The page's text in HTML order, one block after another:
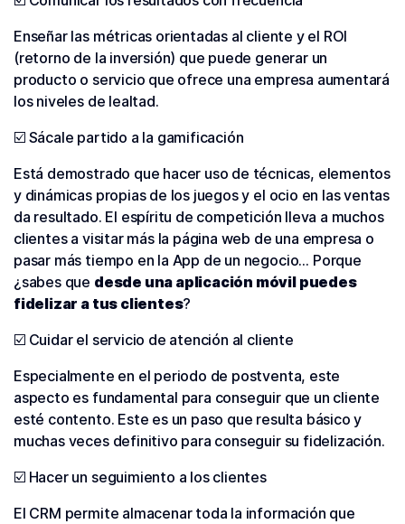
Enseñar las métricas orientadas al cliente y el ROI
(retorno de la inversión) que puede generar un
producto o servicio que ofrece una empresa aumentará
los niveles de lealtad.
☑️ Sácale partido a la gamificación
Está demostrado que hacer uso de técnicas, elementos
y dinámicas propias de los juegos y el ocio en las ventas
da resultado. El espíritu de competición lleva a muchos
clientes a visitar más la página web de una empresa o
pasar más tiempo en la App de un negocio… Porque
¿sabes que desde una aplicación móvil puedes
fidelizar a tus clientes?
☑️ Cuidar el servicio de atención al cliente
Especialmente en el periodo de postventa, este
aspecto es fundamental para conseguir que un cliente
esté contento. Este es un paso que resulta básico y
muchas veces definitivo para conseguir su fidelización.
☑️ Hacer un seguimiento a los clientes
El CRM permite almacenar toda la información que